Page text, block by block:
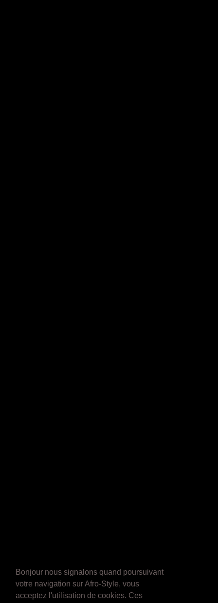
Bonjour nous signalons quand poursuivant
votre navigation sur Afro-Style, vous
acceptez l'utilisation de cookies. Ces